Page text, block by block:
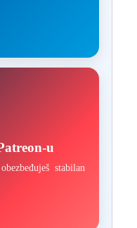
u
stabilan